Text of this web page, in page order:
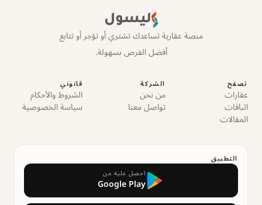
ليسول
منصة عقارية تساعدك تشتري أو تؤجر أو تتابع
أفضل الفرص بسهولة.
تصفح
عقارات
الباقات
المقالات
الشركة
من نحن
تواصل معنا
قانوني
الشروط والأحكام
سياسة الخصوصية
التطبيق
احصل عليه من
Google Play